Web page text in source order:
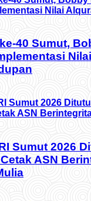
40 Sumut,
Sumut 2026
ASN